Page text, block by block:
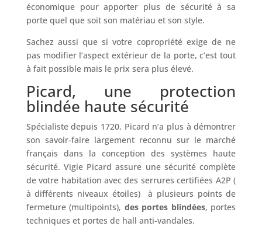
économique pour apporter plus de sécurité à sa
porte quel que soit son matériau et son style.
Sachez aussi que si votre copropriété exige de ne
pas modifier l’aspect extérieur de la porte, c’est tout
à fait possible mais le prix sera plus élevé.
Picard, une protection
blindée haute sécurité
Spécialiste depuis 1720, Picard n’a plus à démontrer
son savoir-faire largement reconnu sur le marché
français dans la conception des systèmes haute
sécurité. Vigie Picard assure une sécurité complète
de votre habitation avec des serrures certifiées A2P (
à différents niveaux étoiles) à plusieurs points de
fermeture (multipoints), des portes blindées, portes
techniques et portes de hall anti-vandales.